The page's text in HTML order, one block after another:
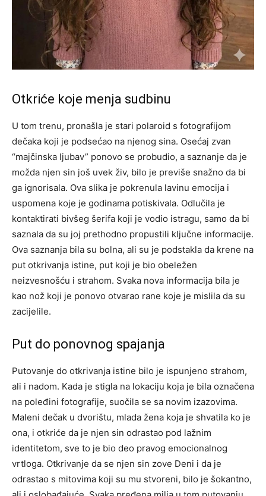
Otkriće koje menja sudbinu
U tom trenu, pronašla je stari polaroid s fotografijom
dečaka koji je podsećao na njenog sina. Osećaj zvan
“majčinska ljubav” ponovo se probudio, a saznanje da je
možda njen sin još uvek živ, bilo je previše snažno da bi
ga ignorisala. Ova slika je pokrenula lavinu emocija i
uspomena koje je godinama potiskivala. Odlučila je
kontaktirati bivšeg šerifa koji je vodio istragu, samo da bi
saznala da su joj prethodno propustili ključne informacije.
Ova saznanja bila su bolna, ali su je podstakla da krene na
put otkrivanja istine, put koji je bio obeležen
neizvesnošću i strahom. Svaka nova informacija bila je
kao nož koji je ponovo otvarao rane koje je mislila da su
zacijelile.
Put do ponovnog spajanja
Putovanje do otkrivanja istine bilo je ispunjeno strahom,
ali i nadom. Kada je stigla na lokaciju koja je bila označena
na poleđini fotografije, suočila se sa novim izazovima.
Maleni dečak u dvorištu, mlada žena koja je shvatila ko je
ona, i otkriće da je njen sin odrastao pod lažnim
identitetom, sve to je bio deo pravog emocionalnog
vrtloga. Otkrivanje da se njen sin zove Deni i da je
odrastao s mitovima koji su mu stvoreni, bilo je šokantno,